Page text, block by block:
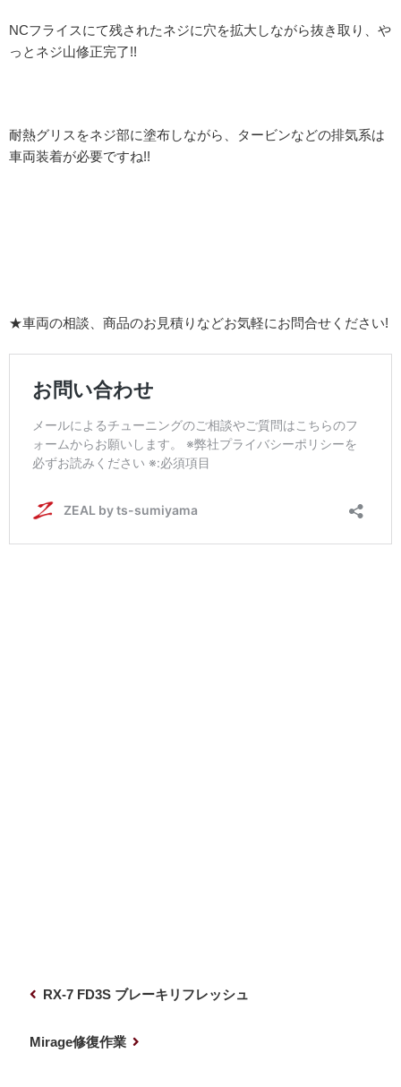
NCフライスにて残されたネジに穴を拡大しながら抜き取り、や
っとネジ山修正完了!!
耐熱グリスをネジ部に塗布しながら、タービンなどの排気系は
車両装着が必要ですね!!
★車両の相談、商品のお見積りなどお気軽にお問合せください!
RX-7 FD3S ブレーキリフレッシュ
Mirage修復作業